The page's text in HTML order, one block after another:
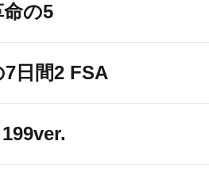
の5
日間2 FSA